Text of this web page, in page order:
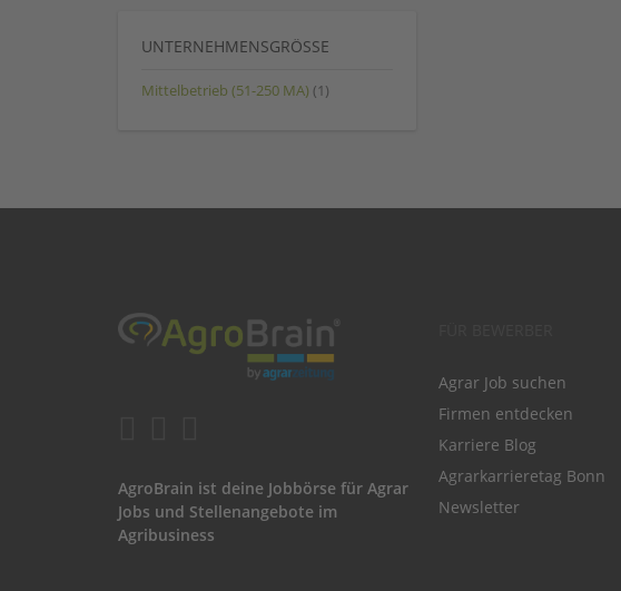
UNTERNEHMENSGRÖSSE
Mittelbetrieb (51-250 MA) (1)
AgroBrain ist deine Jobbörse für Agrar
Jobs und Stellenangebote im
Agribusiness
Agrar Job suchen
Firmen entdecken
Karriere Blog
Agrarkarrieretag Bonn
Newsletter